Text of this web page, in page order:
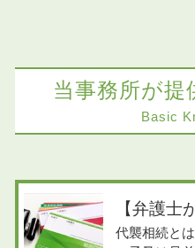
当事務所が提
Basic
【弁護士
代襲相続と